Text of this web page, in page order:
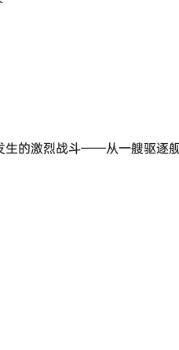
生的激烈战斗——从一艘驱逐